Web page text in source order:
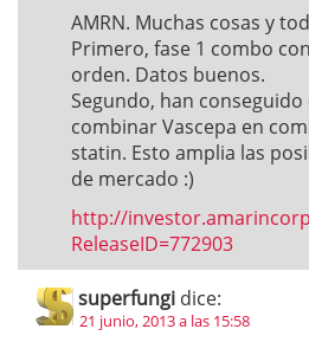
AMRN. Muchas cosas y
Primero, fase 1 combo
orden. Datos buenos.
Segundo, han
combinar Vascepa en
statin. Esto amplia las
de mercado :)
http://
ReleaseID=772903
superfungi dice:
21 junio, 2013 a las 15:58